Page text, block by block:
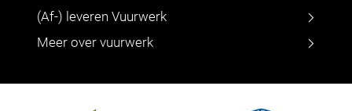
(Af-) leveren Vuurwerk
Meer over vuurwerk